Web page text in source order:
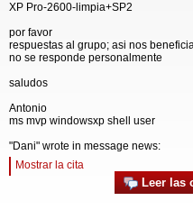
XP Pro-2600-limpia+SP2
por favor
respuestas al grupo; asi nos
no se responde personalmente
saludos
Antonio
ms mvp windowsxp shell user
"Dani" wrote in message news:
Mostrar la cita
Leer las